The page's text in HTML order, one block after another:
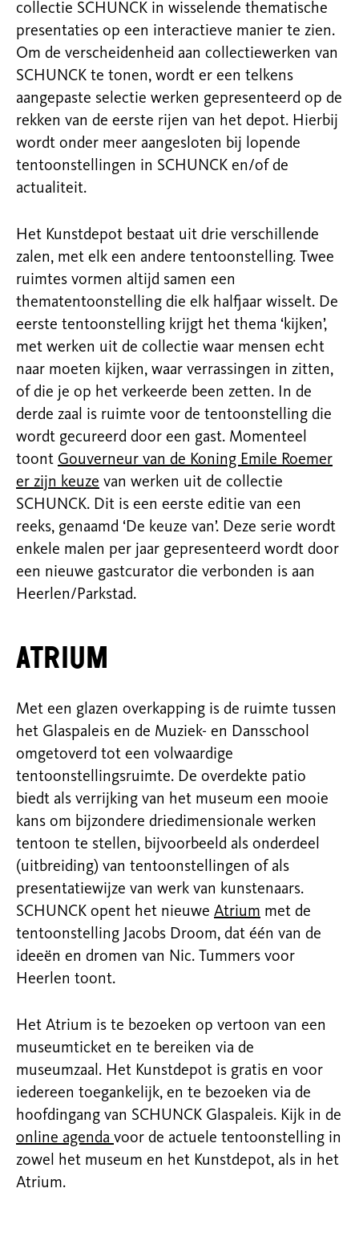
collectie SCHUNCK in wisselende thematische
presentaties op een interactieve manier te zien.
Om de verscheidenheid aan collectiewerken van
SCHUNCK te tonen, wordt er een telkens
aangepaste selectie werken gepresenteerd op de
rekken van de eerste rijen van het depot. Hierbij
wordt onder meer aangesloten bij lopende
tentoonstellingen in SCHUNCK en/of de
actualiteit.
Het Kunstdepot bestaat uit drie verschillende
zalen, met elk een andere tentoonstelling. Twee
ruimtes vormen altijd samen een
thematentoonstelling die elk halfjaar wisselt. De
eerste tentoonstelling krijgt het thema ‘kijken’,
met werken uit de collectie waar mensen echt
naar moeten kijken, waar verrassingen in zitten,
of die je op het verkeerde been zetten. In de
derde zaal is ruimte voor de tentoonstelling die
wordt gecureerd door een gast. Momenteel
toont Gouverneur van de Koning Emile Roemer
er zijn keuze van werken uit de collectie
SCHUNCK. Dit is een eerste editie van een
reeks, genaamd ‘De keuze van’. Deze serie wordt
enkele malen per jaar gepresenteerd wordt door
een nieuwe gastcurator die verbonden is aan
Heerlen/Parkstad.
Atrium
Met een glazen overkapping is de ruimte tussen
het Glaspaleis en de Muziek- en Dansschool
omgetoverd tot een volwaardige
tentoonstellingsruimte. De overdekte patio
biedt als verrijking van het museum een mooie
kans om bijzondere driedimensionale werken
tentoon te stellen, bijvoorbeeld als onderdeel
(uitbreiding) van tentoonstellingen of als
presentatiewijze van werk van kunstenaars.
SCHUNCK opent het nieuwe Atrium met de
tentoonstelling Jacobs Droom, dat één van de
ideeën en dromen van Nic. Tummers voor
Heerlen toont.
Het Atrium is te bezoeken op vertoon van een
museumticket en te bereiken via de
museumzaal. Het Kunstdepot is gratis en voor
iedereen toegankelijk, en te bezoeken via de
hoofdingang van SCHUNCK Glaspaleis. Kijk in de
online agenda voor de actuele tentoonstelling in
zowel het museum en het Kunstdepot, als in het
Atrium.